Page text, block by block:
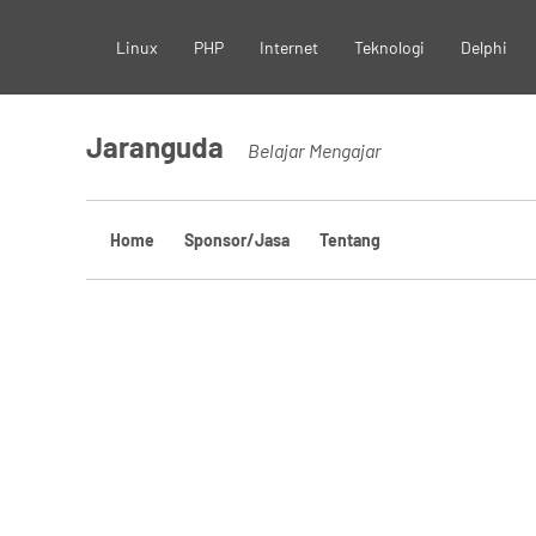
content
Linux PHP Internet Teknologi Delphi
Jaranguda Belajar Mengajar
Home Sponsor/Jasa Tentang